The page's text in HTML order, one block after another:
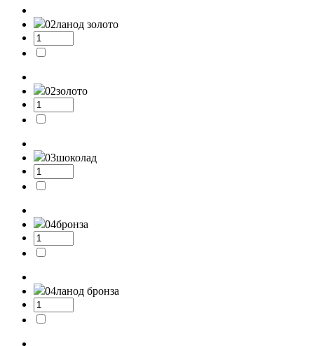
02ланод золото
02золото
03шоколад
04бронза
04ланод бронза